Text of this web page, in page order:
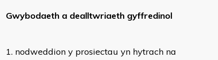
​Gwybodaeth a dealltwriaeth gyffredinol
1. nodweddion y prosiectau yn hytrach na